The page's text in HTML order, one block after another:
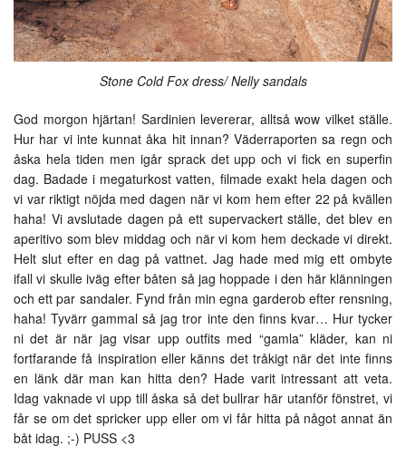
Stone Cold Fox dress/ Nelly sandals
God morgon hjärtan! Sardinien levererar, alltså wow vilket ställe.
Hur har vi inte kunnat åka hit innan? Väderraporten sa regn och
åska hela tiden men igår sprack det upp och vi fick en superfin
dag. Badade i megaturkost vatten, filmade exakt hela dagen och
vi var riktigt nöjda med dagen när vi kom hem efter 22 på kvällen
haha! Vi avslutade dagen på ett supervackert ställe, det blev en
aperitivo som blev middag och när vi kom hem deckade vi direkt.
Helt slut efter en dag på vattnet. Jag hade med mig ett ombyte
ifall vi skulle iväg efter båten så jag hoppade i den här klänningen
och ett par sandaler. Fynd från min egna garderob efter rensning,
haha! Tyvärr gammal så jag tror inte den finns kvar… Hur tycker
ni det är när jag visar upp outfits med “gamla” kläder, kan ni
fortfarande få inspiration eller känns det tråkigt när det inte finns
en länk där man kan hitta den? Hade varit intressant att veta.
Idag vaknade vi upp till åska så det bullrar här utanför fönstret, vi
får se om det spricker upp eller om vi får hitta på något annat än
båt idag. ;-) PUSS <3